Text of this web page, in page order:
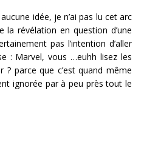
idée, je n’ai pas lu cet arc
révélation en question d’une
pas l’intention d’aller
: Marvel, vous …euhh lisez les
? parce que c’est quand même
ignorée par à peu près tout le